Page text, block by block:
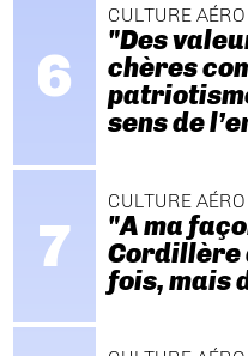
CULTURE AÉRO
"Des
chères
sens de
CULTURE AÉRO
"A ma
Cordillère
fois, mais